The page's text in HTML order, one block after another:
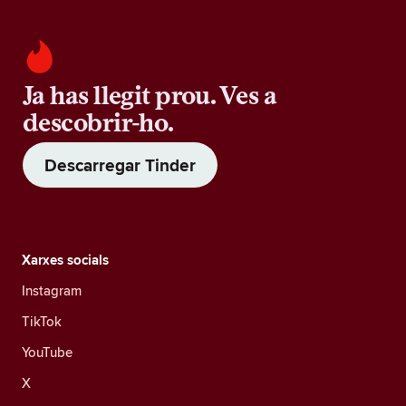
Ja has llegit prou. Ves a
descobrir-ho.
Descarregar Tinder
Xarxes socials
Instagram
TikTok
YouTube
X